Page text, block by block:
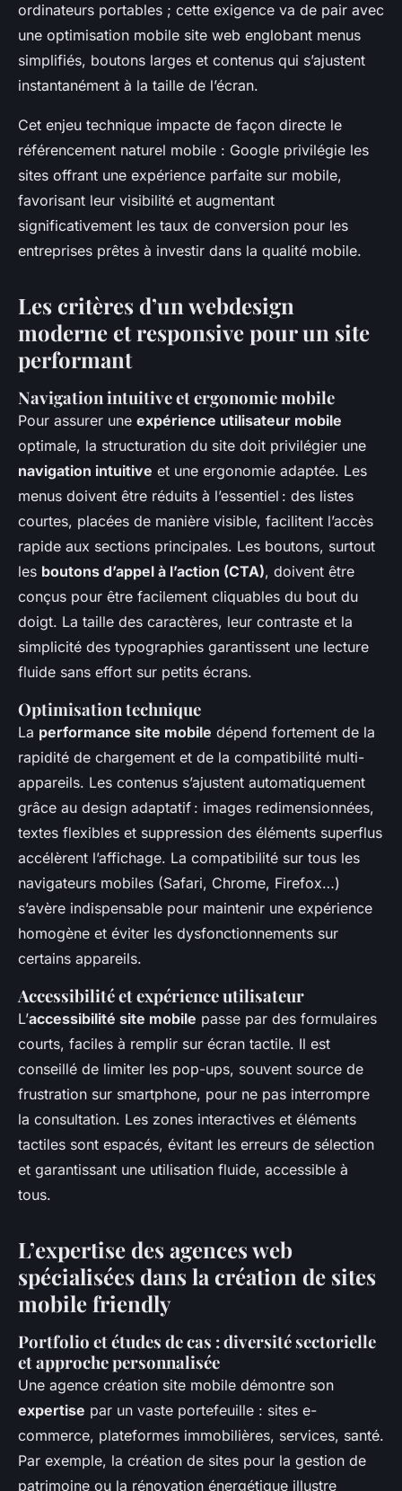
ordinateurs portables ; cette exigence va de pair avec
une optimisation mobile site web englobant menus
simplifiés, boutons larges et contenus qui s’ajustent
instantanément à la taille de l’écran.
Cet enjeu technique impacte de façon directe le
référencement naturel mobile : Google privilégie les
sites offrant une expérience parfaite sur mobile,
favorisant leur visibilité et augmentant
significativement les taux de conversion pour les
entreprises prêtes à investir dans la qualité mobile.
Les critères d’un webdesign
moderne et responsive pour un site
performant
Navigation intuitive et ergonomie mobile
Pour assurer une expérience utilisateur mobile
optimale, la structuration du site doit privilégier une
navigation intuitive et une ergonomie adaptée. Les
menus doivent être réduits à l’essentiel : des listes
courtes, placées de manière visible, facilitent l’accès
rapide aux sections principales. Les boutons, surtout
les boutons d’appel à l’action (CTA), doivent être
conçus pour être facilement cliquables du bout du
doigt. La taille des caractères, leur contraste et la
simplicité des typographies garantissent une lecture
fluide sans effort sur petits écrans.
Optimisation technique
La performance site mobile dépend fortement de la
rapidité de chargement et de la compatibilité multi-
appareils. Les contenus s’ajustent automatiquement
grâce au design adaptatif : images redimensionnées,
textes flexibles et suppression des éléments superflus
accélèrent l’affichage. La compatibilité sur tous les
navigateurs mobiles (Safari, Chrome, Firefox…)
s’avère indispensable pour maintenir une expérience
homogène et éviter les dysfonctionnements sur
certains appareils.
Accessibilité et expérience utilisateur
L’accessibilité site mobile passe par des formulaires
courts, faciles à remplir sur écran tactile. Il est
conseillé de limiter les pop-ups, souvent source de
frustration sur smartphone, pour ne pas interrompre
la consultation. Les zones interactives et éléments
tactiles sont espacés, évitant les erreurs de sélection
et garantissant une utilisation fluide, accessible à
tous.
L’expertise des agences web
spécialisées dans la création de sites
mobile friendly
Portfolio et études de cas : diversité sectorielle
et approche personnalisée
Une agence création site mobile démontre son
expertise par un vaste portefeuille : sites e-
commerce, plateformes immobilières, services, santé.
Par exemple, la création de sites pour la gestion de
patrimoine ou la rénovation énergétique illustre